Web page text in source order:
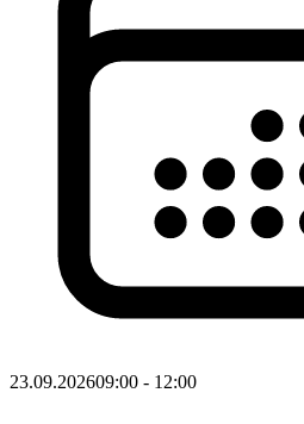
23.09.202609:00 - 12:00